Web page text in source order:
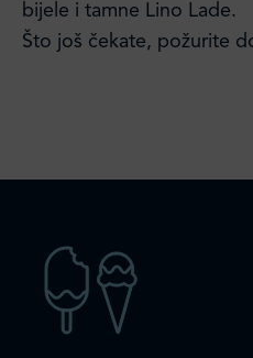
bijele i tamne Lino Lade.
Što još čekate, požurite